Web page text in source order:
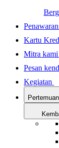
Penawaran
Kartu
Mitra kami
Pesan
Kegiatan